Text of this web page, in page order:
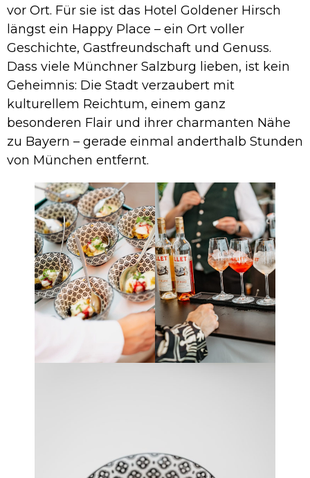
vor Ort. Für sie ist das Hotel Goldener Hirsch
längst ein Happy Place – ein Ort voller
Geschichte, Gastfreundschaft und Genuss.
Dass viele Münchner Salzburg lieben, ist kein
Geheimnis: Die Stadt verzaubert mit
kulturellem Reichtum, einem ganz
besonderen Flair und ihrer charmanten Nähe
zu Bayern – gerade einmal anderthalb Stunden
von München entfernt.